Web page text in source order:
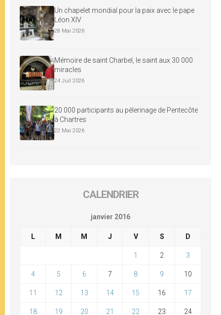
Un chapelet mondial pour la paix avec le pape
Léon XIV
28 Mai 2026
Mémoire de saint Charbel, le saint aux 30 000
miracles
24 Juil 2026
20 000 participants au pèlerinage de Pentecôte
à Chartres
22 Mai 2026
CALENDRIER
janvier 2016
L M M J V S D
1 2 3
4 5 6 7 8 9 10
11 12 13 14 15 16 17
18 19 20 21 22 23 24